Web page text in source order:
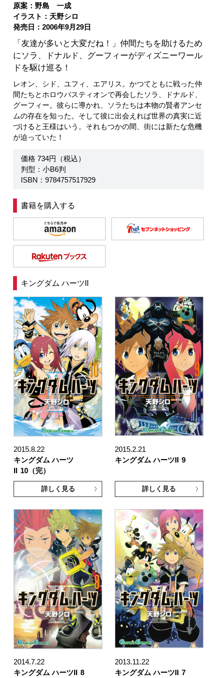
原案：野島 一成
イラスト：天野シロ
発売日：2006年9月29日
「友達が多いと大変だね！」仲間たちを助けるため
にソラ、ドナルド、グーフィーがディズニーワール
ドを駆け巡る！
レオン、シド、ユフィ、エアリス。かつてともに戦った仲
間たちとホロウバスティオンで再会したソラ、ドナルド、
グーフィー。彼らに導かれ、ソラたちは本物の賢者アンセ
ムの存在を知った。そして彼に出会えれば世界の真実に近
づけると王様はいう。それもつかの間、街には新たな危機
が迫っていた！
価格 734円（税込）
判型：小B6判
ISBN：9784757517929
書籍を購入する
キングダム ハーツII
2015.8.22
キングダム ハーツ
10（完）
詳しく見る
2015.2.21
キングダム ハーツII
9
詳しく見る
2014.7.22
キングダム ハーツII
8
2013.11.22
キングダム ハーツII
7